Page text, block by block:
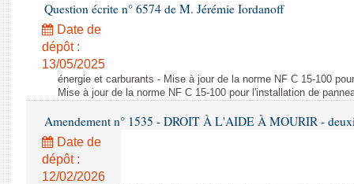
Question écrite n° 6574 de M. Jérémie Iordanoff
Date de
dépôt :
13/05/2025
énergie et carburants - Mise à jour de la norme NF C 15-100
Mise à jour de la norme NF C 15-100 pour l'installation de
Amendement n° 1535 - DROIT À L'AIDE À MOURIR -
Date de
dépôt :
12/02/2026